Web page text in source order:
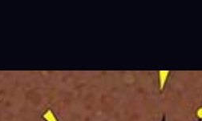
Squid Survival Run Challenge